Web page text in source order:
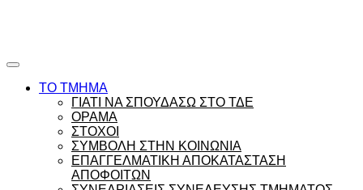
ΤΟ ΤΜΗΜΑ
ΓΙΑΤΙ ΝΑ ΣΠΟΥΔΑΣΩ ΣΤΟ ΤΔΕ
ΟΡΑΜΑ
ΣΤΟΧΟΙ
ΣΥΜΒΟΛΗ ΣΤΗΝ ΚΟΙΝΩΝΙΑ
ΕΠΑΓΓΕΛΜΑΤΙΚΗ ΑΠΟΚΑΤΑΣΤΑΣΗ
ΑΠΟΦΟΙΤΩΝ